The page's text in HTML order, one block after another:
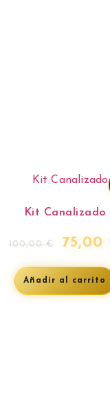
Kit Canalizado
100,00€ 75,00
Añadir al carrito